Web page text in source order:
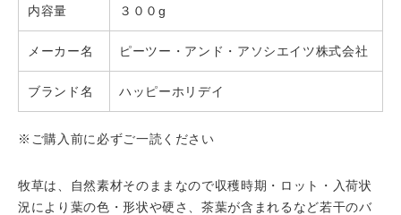
内容量 ３００g
メーカー名 ピーツー・アンド・アソシエイツ株式会社
ブランド名 ハッピーホリデイ
※ご購入前に必ずご一読ください
牧草は、自然素材そのままなので収穫時期・ロット・入荷状
況により葉の色・形状や硬さ、茶葉が含まれるなど若干のバ